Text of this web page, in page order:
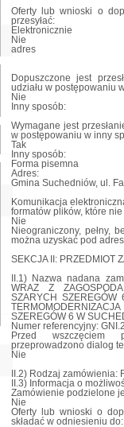
Oferty lub wnioski o
przesyłać:
Elektronicznie
Nie
adres
Dopuszczone jest
udziału w postępowaniu
Nie
Inny sposób:
Wymagane jest
w postępowaniu w inny
Tak
Inny sposób:
Forma pisemna
Adres:
Gmina Suchedniów, ul.
Komunikacja
formatów plików, które
Nie
Nieograniczony, pełny,
można uzyskać pod
SEKCJA II: PRZEDMIOT
II.1) Nazwa nadana
WRAZ Z
SZARYCH
SZEREGÓW 6 W
Numer referencyjny:
Przed wszczęciem
przeprowadzono dialog
Nie
II.2) Rodzaj zamówienia:
II.3) Informacja o
Zamówienie podzielone
Nie
Oferty lub wnioski o
składać w odniesieniu do: